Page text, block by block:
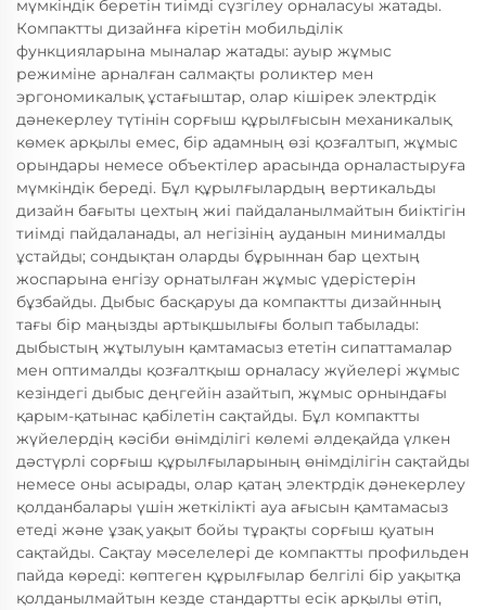
мүмкіндік беретін тиімді сүзгілеу орналасуы жатады.
Компактты дизайнға кіретін мобильділік
функцияларына мыналар жатады: ауыр жұмыс
режиміне арналған салмақты роликтер мен
эргономикалық ұстағыштар, олар кішірек электрдік
дәнекерлеу түтінін сорғыш құрылғысын механикалық
көмек арқылы емес, бір адамның өзі қозғалтып, жұмыс
орындары немесе объектілер арасында орналастыруға
мүмкіндік береді. Бұл құрылғылардың вертикальды
дизайн бағыты цехтың жиі пайдаланылмайтын биіктігін
тиімді пайдаланады, ал негізінің ауданын минималды
ұстайды; сондықтан оларды бұрыннан бар цехтың
жоспарына енгізу орнатылған жұмыс үдерістерін
бұзбайды. Дыбыс басқаруы да компактты дизайнның
тағы бір маңызды артықшылығы болып табылады:
дыбыстың жұтылуын қамтамасыз ететін сипаттамалар
мен оптималды қозғалтқыш орналасу жүйелері жұмыс
кезіндегі дыбыс деңгейін азайтып, жұмыс орнындағы
қарым-қатынас қабілетін сақтайды. Бұл компактты
жүйелердің кәсіби өнімділігі көлемі әлдеқайда үлкен
дәстүрлі сорғыш құрылғыларының өнімділігін сақтайды
немесе оны асырады, олар қатаң электрдік дәнекерлеу
қолданбалары үшін жеткілікті ауа ағысын қамтамасыз
етеді және ұзақ уақыт бойы тұрақты сорғыш қуатын
сақтайды. Сақтау мәселелері де компактты профильден
пайда көреді: көптеген құрылғылар белгілі бір уақытқа
қолданылмайтын кезде стандартты есік арқылы өтіп,